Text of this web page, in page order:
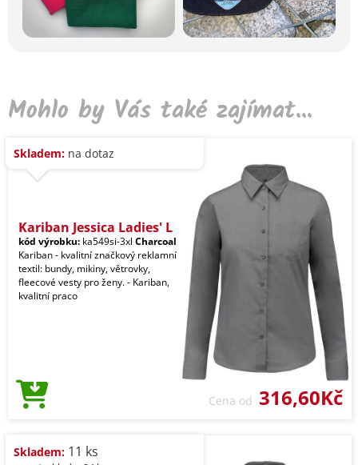
Mohlo by Vás také zajímat...
Skladem: na dotaz
Kariban Jessica Ladies' L
kód výrobku: ka549si-3xl Charcoal
Kariban - kvalitní značkový reklamní
textil: bundy, mikiny, větrovky,
fleecové vesty pro ženy. - Kariban,
kvalitní praco
Cena od 316,60Kč
Skladem: 11 ks